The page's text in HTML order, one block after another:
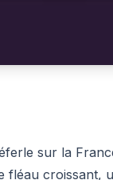
sur la
fléau croissant,